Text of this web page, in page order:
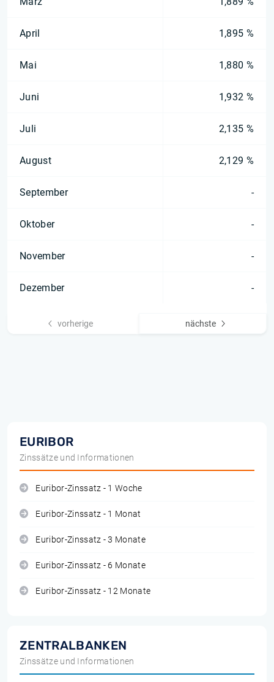
April 1,895 %
Mai 1,880 %
Juni 1,932 %
Juli 2,135 %
August 2,129 %
September -
Oktober -
November -
Dezember -
vorherige nächste
EURIBOR
Zinssätze und Informationen
Euribor-Zinssatz - 1 Woche
Euribor-Zinssatz - 1 Monat
Euribor-Zinssatz - 3 Monate
Euribor-Zinssatz - 6 Monate
Euribor-Zinssatz - 12 Monate
ZENTRALBANKEN
Zinssätze und Informationen